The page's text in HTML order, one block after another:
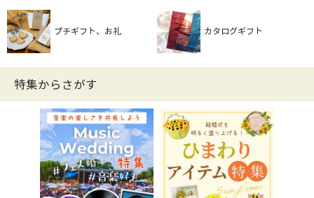
プチギフト、お礼 カタログギフト
特集からさがす